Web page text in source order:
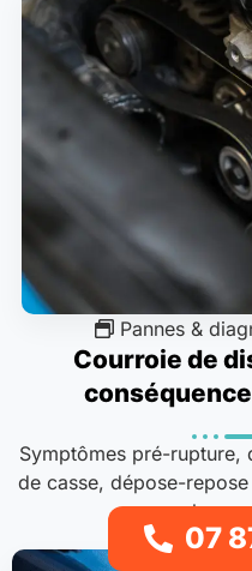
Pannes &
Courroie de
Symptômes pré-rupture,
de casse, dépose-
eau : la
07